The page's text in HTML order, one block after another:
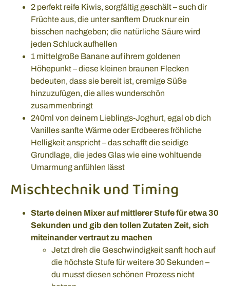
2 perfekt reife Kiwis, sorgfältig geschält – such dir
Früchte aus, die unter sanftem Druck nur ein
bisschen nachgeben; die natürliche Säure wird
jeden Schluck aufhellen
1 mittelgroße Banane auf ihrem goldenen
Höhepunkt – diese kleinen braunen Flecken
bedeuten, dass sie bereit ist, cremige Süße
hinzuzufügen, die alles wunderschön
zusammenbringt
240ml von deinem Lieblings-Joghurt, egal ob dich
Vanilles sanfte Wärme oder Erdbeeres fröhliche
Helligkeit anspricht – das schafft die seidige
Grundlage, die jedes Glas wie eine wohltuende
Umarmung anfühlen lässt
Mischtechnik und Timing
Starte deinen Mixer auf mittlerer Stufe für etwa 30
Sekunden und gib den tollen Zutaten Zeit, sich
miteinander vertraut zu machen
Jetzt dreh die Geschwindigkeit sanft hoch auf
die höchste Stufe für weitere 30 Sekunden –
du musst diesen schönen Prozess nicht